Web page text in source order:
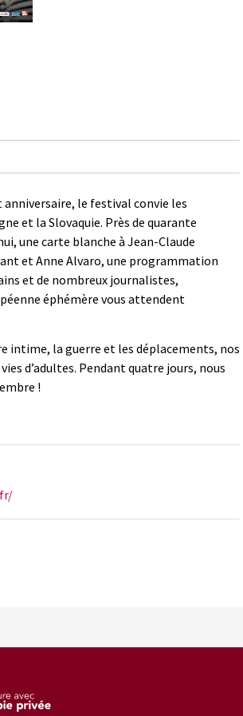
anniversaire, le festival convie les
et la Slovaquie. Près de quarante
une carte blanche à Jean-Claude
et Anne Alvaro, une programmation
et de nombreux journalistes,
éphémère vous attendent
intime, la guerre et les déplacements, nos
d’adultes. Pendant quatre jours, nous
!